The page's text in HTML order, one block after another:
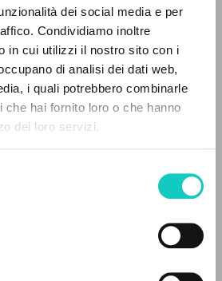
dei social media e per
Condividiamo inoltre
in cui utilizzi il nostro sito con i
di analisi dei dati web,
i quali potrebbero combinarle
che hai fornito loro o che hanno
dei loro servizi.
FOUND
MORE RESULTS